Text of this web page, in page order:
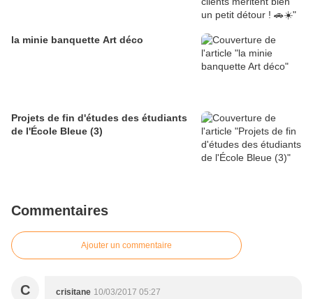
la minie banquette Art déco
Projets de fin d'études des étudiants
de l'École Bleue (3)
Commentaires
Ajouter un commentaire
C crisitane 10/03/2017 05:27